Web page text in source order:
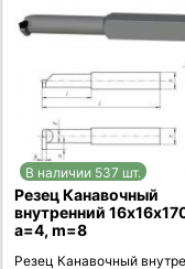
В наличии 537 шт.
Резец Канавочный
внутренний
а=4, m=8
Резец Канавочный